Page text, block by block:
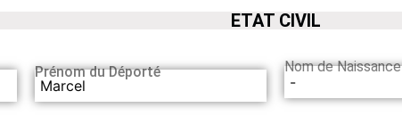
ETAT CIVIL
Prénom du Déporté
Marcel
Nom de Naissance
-